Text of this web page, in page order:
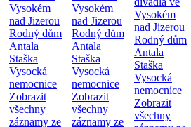
Vysokém
nad Jizerou
Rodný dům
Antala
Staška
Vysocká
nemocnice
Zobrazit
všechny
záznamy ze
Vysokém
nad Jizerou
Rodný dům
Antala
Staška
Vysocká
nemocnice
Zobrazit
všechny
záznamy ze
Vysokém
nad Jizerou
Rodný dům
Antala
Staška
Vysocká
nemocnice
Zobrazit
všechny